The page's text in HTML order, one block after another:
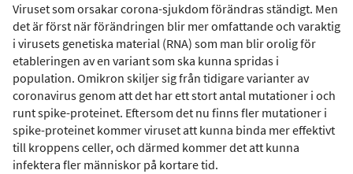
Viruset som orsakar corona-sjukdom förändras ständigt. Men
det är först när förändringen blir mer omfattande och varaktig
i virusets genetiska material (RNA) som man blir orolig för
etableringen av en variant som ska kunna spridas i
population. Omikron skiljer sig från tidigare varianter av
coronavirus genom att det har ett stort antal mutationer i och
runt spike-proteinet. Eftersom det nu finns fler mutationer i
spike-proteinet kommer viruset att kunna binda mer effektivt
till kroppens celler, och därmed kommer det att kunna
infektera fler människor på kortare tid.